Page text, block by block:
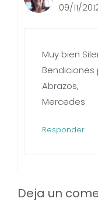
09/11/
Muy bien
Abrazos,
Mercedes
Responder
Deja un